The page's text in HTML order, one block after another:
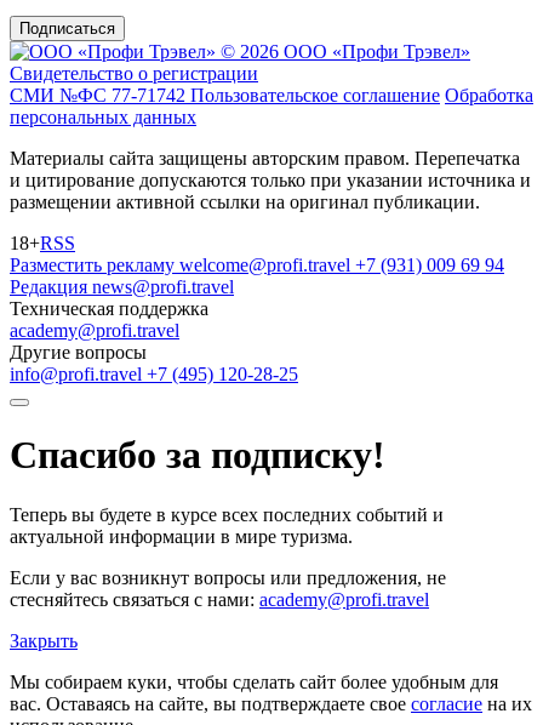
Подписаться
© 2026 ООО «Профи Трэвeл»
Свидетельство о регистрации
СМИ №ФС 77-71742 Пользовательское соглашение Обработка
персональных данных
Материалы сайта защищены авторским правом. Перепечатка
и цитирование допускаются только при указании источника и
размещении активной ссылки на оригинал публикации.
18+RSS
Разместить рекламу welcome@profi.travel +7 (931) 009 69 94
Редакция news@profi.travel
Техническая поддержка
academy@profi.travel
Другие вопросы
info@profi.travel +7 (495) 120-28-25
Спасибо за подписку!
Теперь вы будете в курсе всех последних событий и
актуальной информации в мире туризма.
Если у вас возникнут вопросы или предложения, не
стесняйтесь связаться с нами: academy@profi.travel
Закрыть
Мы собираем куки, чтобы сделать сайт более удобным для
вас. Оставаясь на сайте, вы подтверждаете свое согласие на их